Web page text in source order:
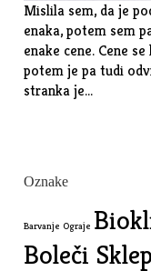
Mislila sem, da je
enaka, potem sem
enake cene. Cene
potem je pa tudi
stranka je…
Oznake
Barvanje Ograje
Boleči